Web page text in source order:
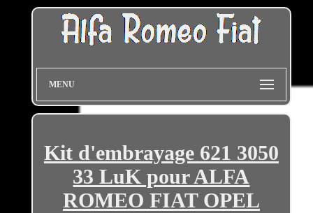
MENU
Kit d'embrayage 621 3050
33 LuK pour ALFA
ROMEO FIAT OPEL